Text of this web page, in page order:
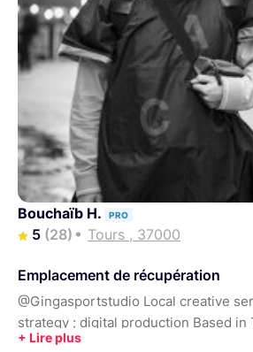
Bouchaïb H. PRO
5 (28) Tours , 37000
Emplacement de récupération
@Gingasportstudio Local creative
strategy ; digital production Based in